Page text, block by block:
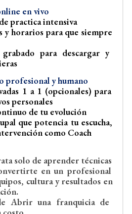
en vivo
practica intensiva
y horarios para que siempre
para descargar y
profesional y humano
1 a 1 (opcionales) para
personales
de tu evolución
que potencia tu escucha,
como Coach
solo de aprender técnicas
en un profesional
cultura y resultados en
Abrir una franquicia de